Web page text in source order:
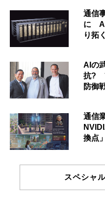
通信
に AI
り拓く
AIの
抗?
防御
通信
換点」
スペシャ